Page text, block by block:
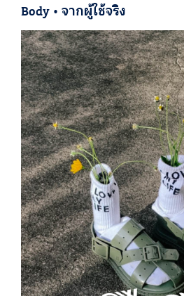
Body • จากผู้ใช้จริง